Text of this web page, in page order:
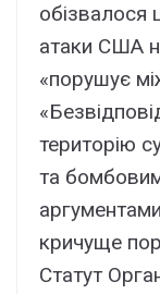
обізвалося
атаки США
«порушує
територію
та
кричуще
Статут